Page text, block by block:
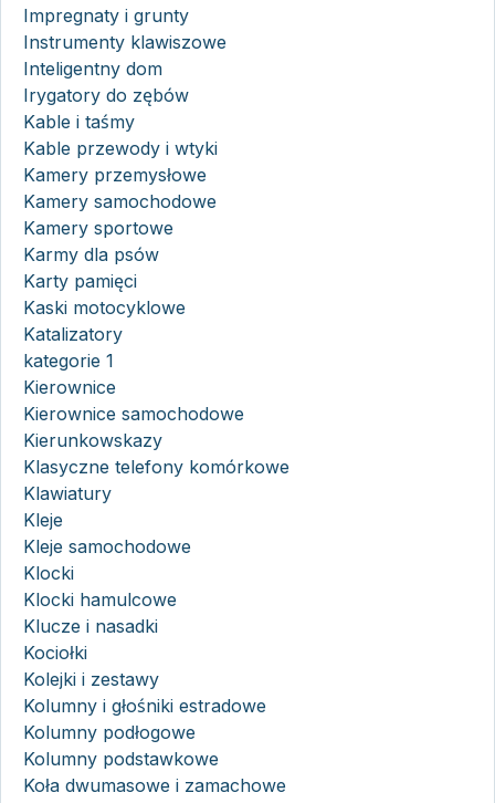
Impregnaty i grunty
Instrumenty klawiszowe
Inteligentny dom
Irygatory do zębów
Kable i taśmy
Kable przewody i wtyki
Kamery przemysłowe
Kamery samochodowe
Kamery sportowe
Karmy dla psów
Karty pamięci
Kaski motocyklowe
Katalizatory
kategorie 1
Kierownice
Kierownice samochodowe
Kierunkowskazy
Klasyczne telefony komórkowe
Klawiatury
Kleje
Kleje samochodowe
Klocki
Klocki hamulcowe
Klucze i nasadki
Kociołki
Kolejki i zestawy
Kolumny i głośniki estradowe
Kolumny podłogowe
Kolumny podstawkowe
Koła dwumasowe i zamachowe